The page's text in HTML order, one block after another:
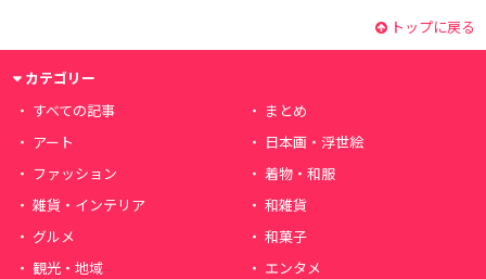
トップに戻る
カテゴリー
すべての記事
まとめ
アート
日本画・浮世絵
ファッション
着物・和服
雑貨・インテリア
和雑貨
グルメ
和菓子
観光・地域
エンタメ